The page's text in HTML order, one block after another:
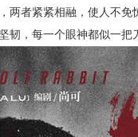
两者紧紧相融，使人不
韧，每一个眼神都似一把